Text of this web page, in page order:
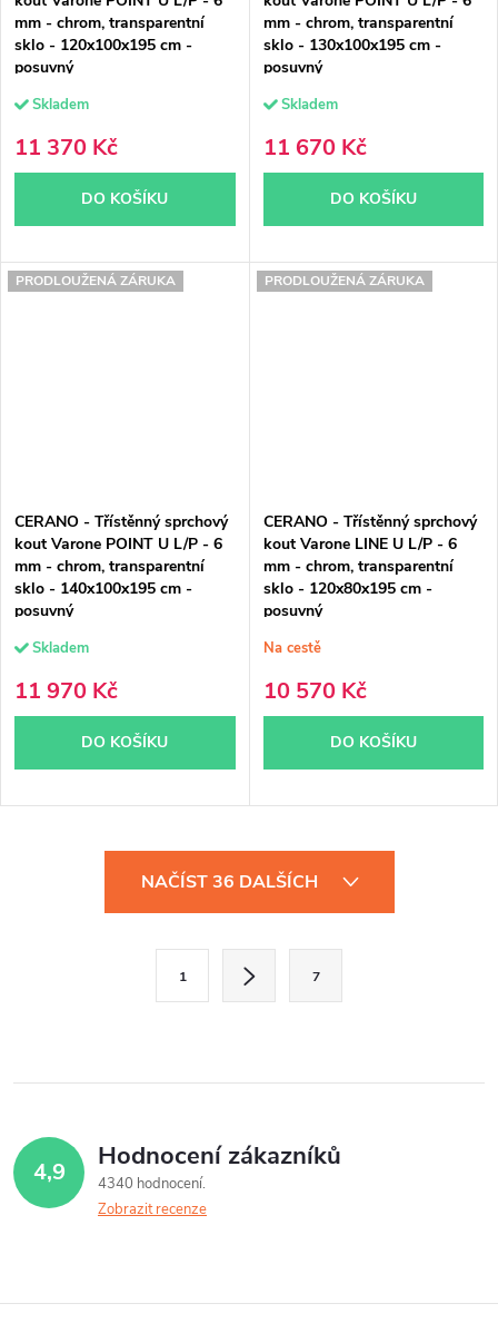
mm - chrom, transparentní
sklo - 120x100x195 cm -
posuvný
Skladem
11 370 Kč
DO KOŠÍKU
mm - chrom, transparentní
sklo - 130x100x195 cm -
posuvný
Skladem
11 670 Kč
DO KOŠÍKU
PRODLOUŽENÁ ZÁRUKA
CERANO - Třístěnný sprchový
kout Varone POINT U L/P - 6
mm - chrom, transparentní
sklo - 140x100x195 cm -
posuvný
Skladem
11 970 Kč
DO KOŠÍKU
PRODLOUŽENÁ ZÁRUKA
CERANO - Třístěnný sprchový
kout Varone LINE U L/P - 6
mm - chrom, transparentní
sklo - 120x80x195 cm -
posuvný
Na cestě
10 570 Kč
DO KOŠÍKU
í
p
k
NAČÍST 36 DALŠÍCH
n
o
v
1 7
4,9 Hodnocení zákazníků
4340 hodnocení
Zobrazit recenze